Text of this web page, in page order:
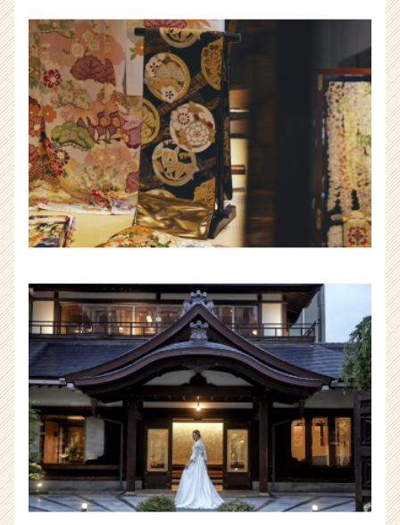
ベ
ン
チ
ャ
ー・
成
長
企
業
か
ら
ス
ト
が
届
く
就
活
サ
ト
チ
キ
ャ